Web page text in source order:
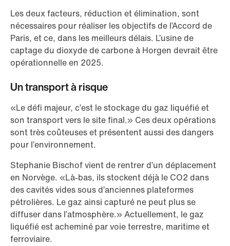
Les deux facteurs, réduction et élimination, sont
nécessaires pour réaliser les objectifs de l’Accord de
Paris, et ce, dans les meilleurs délais. L’usine de
captage du dioxyde de carbone à Horgen devrait être
opérationnelle en 2025.
Un transport à risque
«Le défi majeur, c’est le stockage du gaz liquéfié et
son transport vers le site final.» Ces deux opérations
sont très coûteuses et présentent aussi des dangers
pour l’environnement.
Stephanie Bischof vient de rentrer d’un déplacement
en Norvège. «Là-bas, ils stockent déjà le CO2 dans
des cavités vides sous d’anciennes plateformes
pétrolières. Le gaz ainsi capturé ne peut plus se
diffuser dans l’atmosphère.» Actuellement, le gaz
liquéfié est acheminé par voie terrestre, maritime et
ferroviaire.